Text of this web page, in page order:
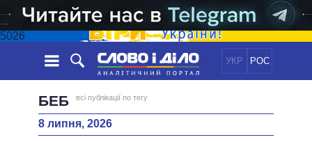
5026
УКР РОС
НОВИНИ
СТРІЧКА
БЕБ всі публікації по тегу
8 липня, 2026